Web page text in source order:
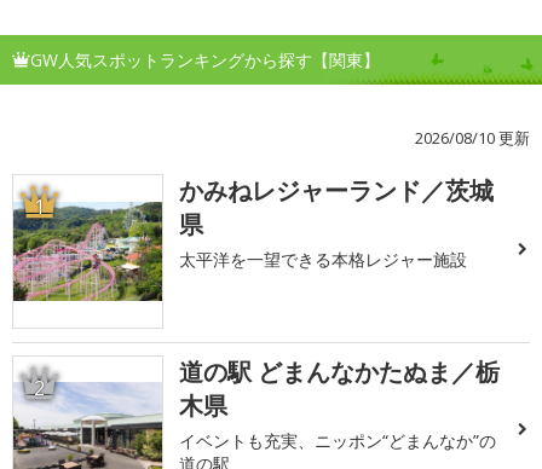
GW人気スポットランキングから探す【関東】
2026/08/10 更新
1
かみねレジャーランド／茨城
県
太平洋を一望できる本格レジャー施設
2
道の駅 どまんなかたぬま／栃
木県
イベントも充実、ニッポン“どまんなか”の
道の駅